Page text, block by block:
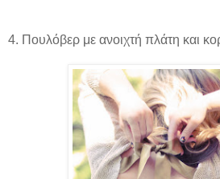
4. Πουλόβερ με ανοιχτή πλάτη και